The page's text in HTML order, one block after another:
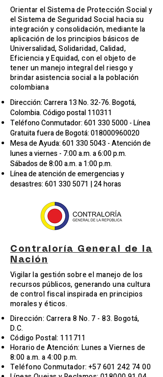
Orientar el Sistema de Protección Social y
el Sistema de Seguridad Social hacia su
integración y consolidación, mediante la
aplicación de los principios básicos de
Universalidad, Solidaridad, Calidad,
Eficiencia y Equidad, con el objeto de
tener un manejo integral del riesgo y
brindar asistencia social a la población
colombiana
Dirección: Carrera 13 No. 32-76. Bogotá,
Colombia. Código postal 110311
Teléfono Conmutador:601 330 5000- Línea
Gratuita fuera de Bogotá:018000960020
Mesa de Ayuda:601 330 5043 - Atención de
lunes a viernes - 7:00 a.m. a 6:00 p.m.
Sábados de 8:00 a.m. a 1:00 p.m.
Línea de atención de emergencias y
desastres:601 330 5071 | 24 horas
Contraloría General de la
Nación
Vigilar la gestión sobre el manejo de los
recursos públicos, generando una cultura
de control fiscal inspirada en principios
morales y éticos.
Dirección: Carrera 8 No. 7 - 83. Bogotá,
D.C.
Código Postal: 111711
Horario de Atención: Lunes a Viernes de
8:00 a.m. a 4:00 p.m.
Teléfono Conmutador: +57 601 242 74 00